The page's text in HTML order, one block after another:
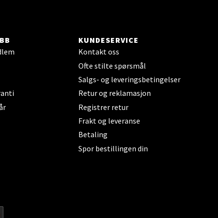
KUNDESERVICE
Kontakt oss
Ofte stilte spørsmål
Salgs- og leveringsbetingelser
Retur og reklamasjon
Registrer retur
Frakt og leveranse
Betaling
Spor bestillingen din